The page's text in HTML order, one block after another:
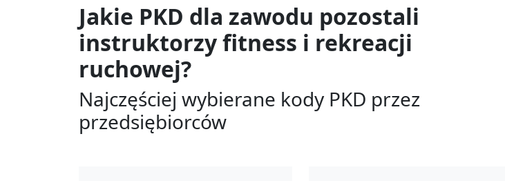
Jakie PKD dla zawodu pozostali
instruktorzy fitness i rekreacji
ruchowej?
Najczęściej wybierane kody PKD przez
przedsiębiorców